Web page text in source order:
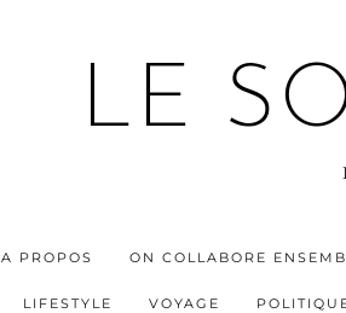
LE
A PROPOS ON COLLABORE
LIFESTYLE VOYAGE